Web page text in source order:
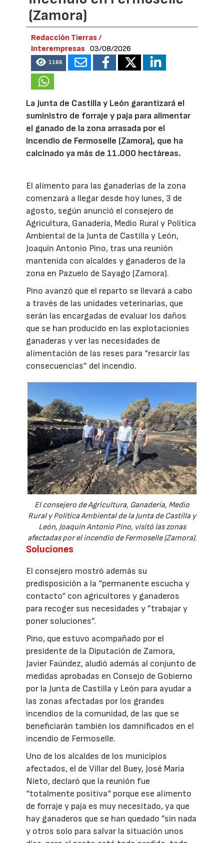
(Zamora)
Redacción Tierras /
Interempresas
03/08/2026
1166
La Junta de Castilla y León garantizará el
suministro de forraje y paja para alimentar
el ganado de la zona arrasada por el
incendio de Fermoselle (Zamora), que ha
calcinado ya más de 11.000 hectáreas.
El alimento para las ganaderías de la zona
comenzará a llegar desde hoy lunes, 3 de
agosto, según anunció el consejero de
Agricultura, Ganadería, Medio Rural y Política
Ambiental de la Junta de Castilla y León,
Joaquín Antonio Pino, tras una reunión
mantenida con alcaldes y ganaderos de la
zona en Pazuelo de Sayago (Zamora).
Pino avanzó que el reparto se llevará a cabo
a través de las unidades veterinarias, que
serán las encargadas de evaluar los daños
que se han producido en las explotacionies
ganaderas y ver las necesidades de
alimentación de las reses para “resarcir las
consecuencias” del incendio.
El consejero de Agricultura, Ganadería, Medio
Rural y Política Ambiental de la Junta de Castilla y
León, Joaquín Antonio Pino, visitó las zonas
afectadas por el incendio de Fermoselle (Zamora).
Soluciones
El consejero mostró además su
predisposición a la “permanente escucha y
contacto“ con agricultores y ganaderos
para recoger sus necesidades y ”trabajar y
poner soluciones”.
Pino, que estuvo acompañado por el
presidente de la Diputación de Zamora,
Javier Faúndez, aludió además al conjunto de
medidas aprobadas en Consejo de Gobierno
por la Junta de Castilla y León para ayudar a
las zonas afectadas por los grandes
incendios de la comunidad, de las que se
beneficiarán también los damnificados en el
incendio de Fermoselle.
Uno de los alcaldes de los municipios
afectados, el de Villar del Buey, José María
Nieto, declaró que la reunión fue
“totalmente positiva“ porque ese alimento
de forraje y paja es muy necesitado, ya que
hay ganaderos que se han quedado ”sin nada
y otros solo para salvar la situación unos